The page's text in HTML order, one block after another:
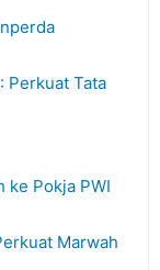
Perkuat Tata
ke Pokja PWI
Marwah